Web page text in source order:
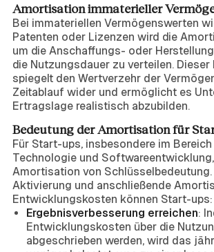
Amortisation immaterieller
Bei immateriellen Vermögenswerten
Patenten oder Lizenzen wird die
um die Anschaffungs- oder
die Nutzungsdauer zu verteilen. Dieser
spiegelt den Wertverzehr der
Zeitablauf wider und ermöglicht es
Ertragslage realistisch abzubilden.
Bedeutung der Amortisation für
Für Start-ups, insbesondere im
Technologie und
Amortisation von Schlüsselbedeutung.
Aktivierung und anschließende
Entwicklungskosten können Start-ups:
Ergebnisverbesserung erreichen:
Entwicklungskosten über die
abgeschrieben werden, wird das